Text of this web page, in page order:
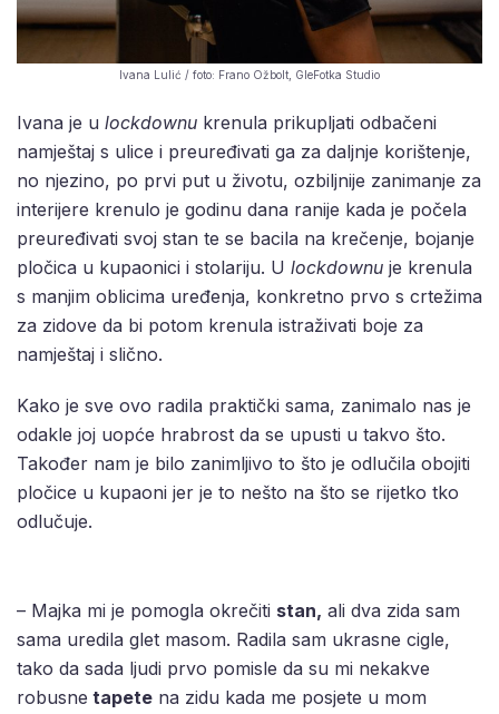
Ivana Lulić / foto: Frano Ožbolt, GleFotka Studio
Ivana je u lockdownu krenula prikupljati odbačeni
namještaj s ulice i preuređivati ga za daljnje korištenje,
no njezino, po prvi put u životu, ozbiljnije zanimanje za
interijere krenulo je godinu dana ranije kada je počela
preuređivati svoj stan te se bacila na krečenje, bojanje
pločica u kupaonici i stolariju. U lockdownu je krenula
s manjim oblicima uređenja, konkretno prvo s crtežima
za zidove da bi potom krenula istraživati boje za
namještaj i slično.
Kako je sve ovo radila praktički sama, zanimalo nas je
odakle joj uopće hrabrost da se upusti u takvo što.
Također nam je bilo zanimljivo to što je odlučila obojiti
pločice u kupaoni jer je to nešto na što se rijetko tko
odlučuje.
– Majka mi je pomogla okrečiti stan, ali dva zida sam
sama uredila glet masom. Radila sam ukrasne cigle,
tako da sada ljudi prvo pomisle da su mi nekakve
robusne tapete na zidu kada me posjete u mom